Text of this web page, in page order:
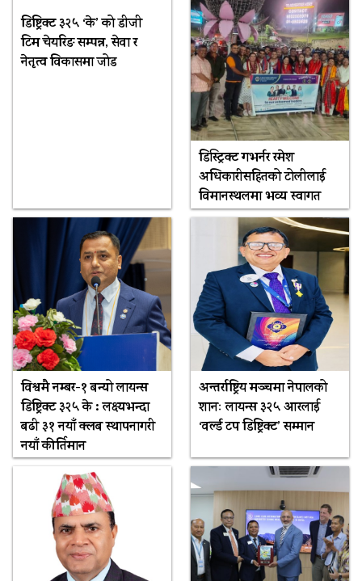
डिष्ट्रिक्ट ३२५ ‘के’ को डीजी
टिम चेयरिङ सम्पन्न, सेवा र
नेतृत्व विकासमा जोड
डिस्ट्रिक्ट गभर्नर रमेश
अधिकारीसहितको टोलीलाई
विमानस्थलमा भव्य स्वागत
विश्वमै नम्बर-१ बन्यो लायन्स
डिष्ट्रिक्ट ३२५ के : लक्ष्यभन्दा
बढी ३१ नयाँ क्लब स्थापनागरी
नयाँ कीर्तिमान
अन्तर्राष्ट्रिय मञ्चमा नेपालको
शानः लायन्स ३२५ आरलाई
‘वर्ल्ड टप डिष्ट्रिक्ट’ सम्मान